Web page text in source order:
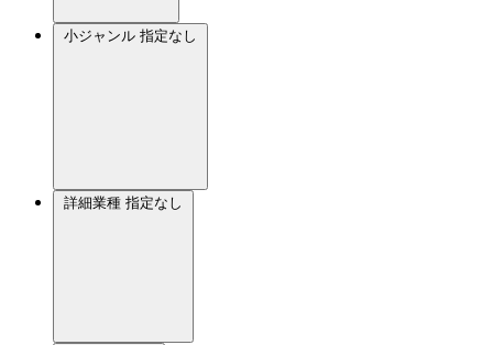
小ジャンル 指定なし
詳細業種 指定なし